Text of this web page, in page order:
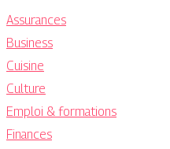
Assurances
Business
Cuisine
Culture
Emploi & formations
Finances